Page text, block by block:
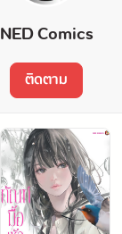
NED Comics
ติดตาม